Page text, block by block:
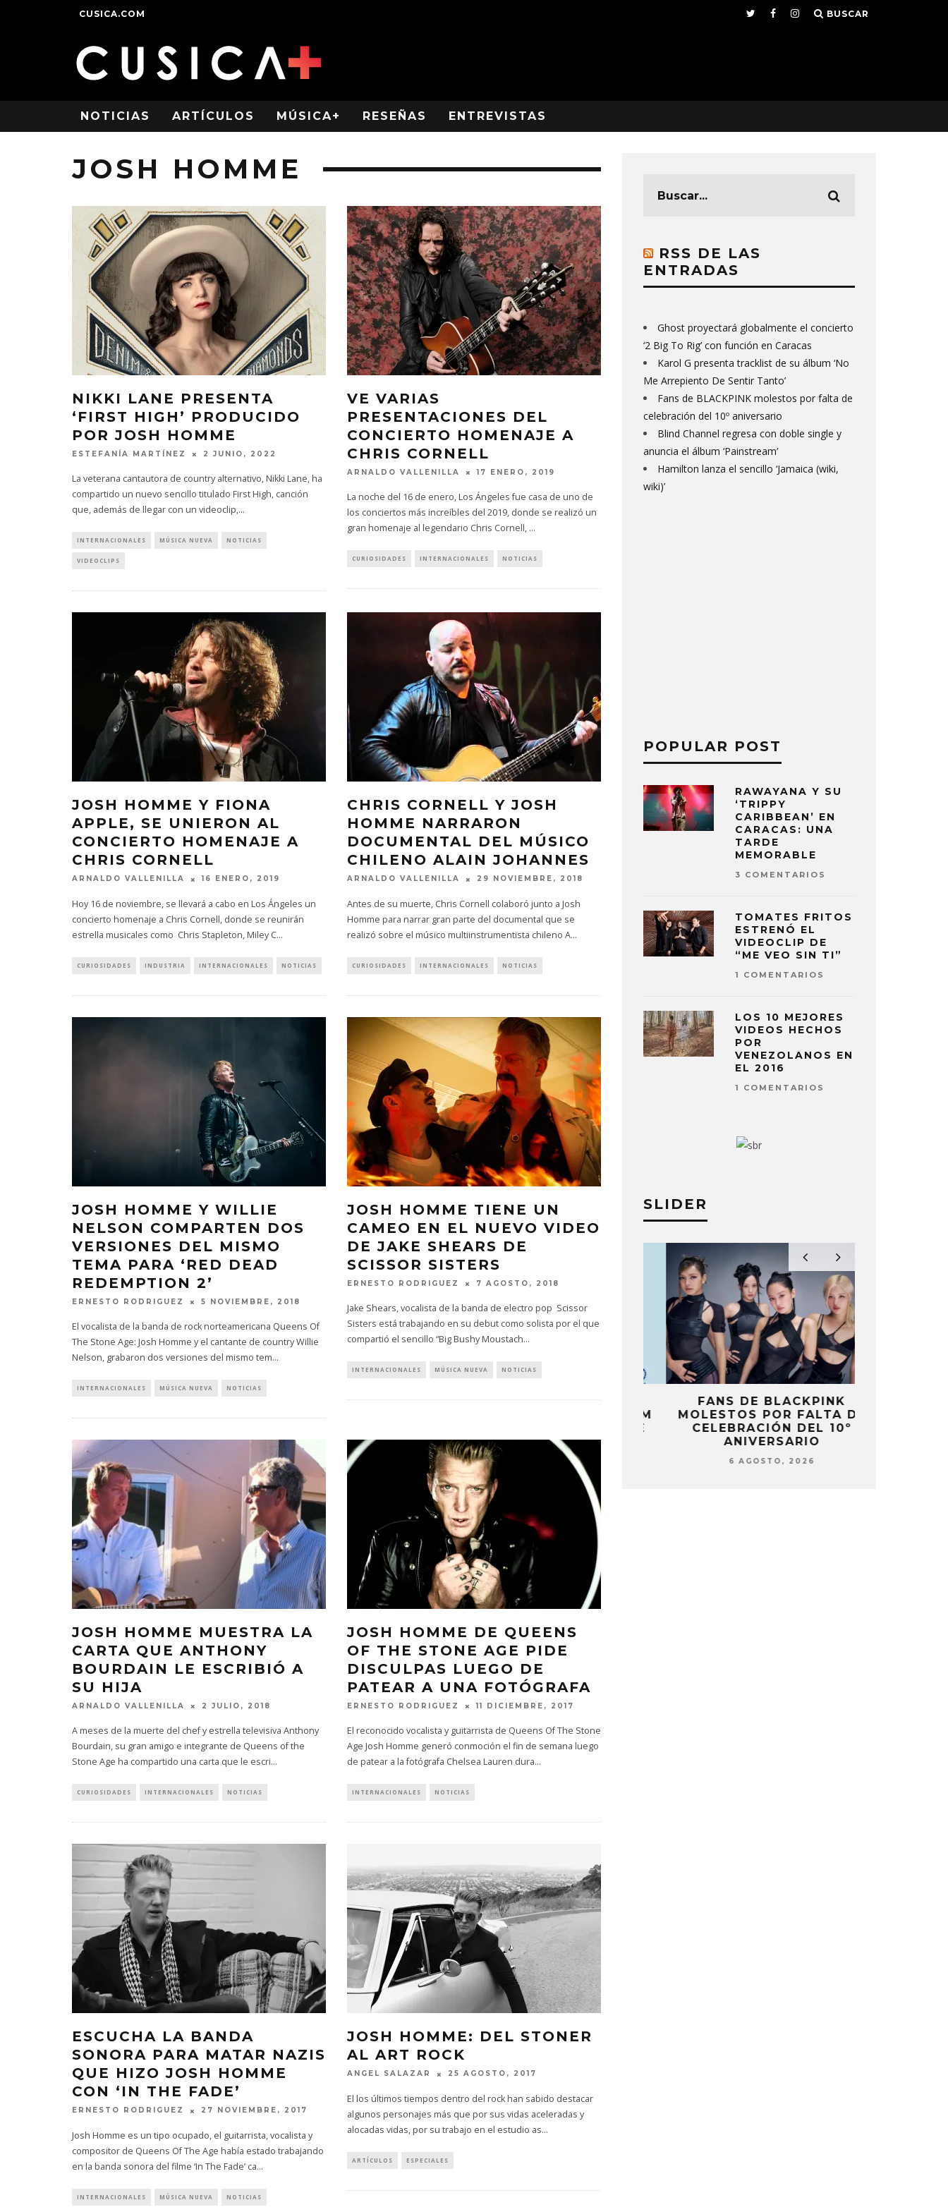
CUSICA.COM BUSCAR
NOTICIAS ARTÍCULOS MÚSICA+ RESEÑAS ENTREVISTAS
JOSH HOMME
NIKKI LANE PRESENTA
‘FIRST HIGH’ PRODUCIDO
POR JOSH HOMME
ESTEFANÍA MARTÍNEZ 2 JUNIO, 2022
La veterana cantautora de country alternativo, Nikki Lane, ha
compartido un nuevo sencillo titulado First High, canción
que, además de llegar con un videoclip,...
INTERNACIONALES MÚSICA NUEVA NOTICIAS
VIDEOCLIPS
VE VARIAS
PRESENTACIONES DEL
CONCIERTO HOMENAJE A
CHRIS CORNELL
ARNALDO VALLENILLA 17 ENERO, 2019
La noche del 16 de enero, Los Ángeles fue casa de uno de
los conciertos más increíbles del 2019, donde se realizó un
gran homenaje al legendario Chris Cornell, ...
CURIOSIDADES INTERNACIONALES NOTICIAS
JOSH HOMME Y FIONA
APPLE, SE UNIERON AL
CONCIERTO HOMENAJE A
CHRIS CORNELL
ARNALDO VALLENILLA 16 ENERO, 2019
Hoy 16 de noviembre, se llevará a cabo en Los Ángeles un
concierto homenaje a Chris Cornell, donde se reunirán
estrella musicales como Chris Stapleton, Miley C...
CURIOSIDADES INDUSTRIA INTERNACIONALES NOTICIAS
CHRIS CORNELL Y JOSH
HOMME NARRARON
DOCUMENTAL DEL MÚSICO
CHILENO ALAIN JOHANNES
ARNALDO VALLENILLA 29 NOVIEMBRE, 2018
Antes de su muerte, Chris Cornell colaboró junto a Josh
Homme para narrar gran parte del documental que se
realizó sobre el músico multiinstrumentista chileno A...
CURIOSIDADES INTERNACIONALES NOTICIAS
JOSH HOMME Y WILLIE
NELSON COMPARTEN DOS
VERSIONES DEL MISMO
TEMA PARA ‘RED DEAD
REDEMPTION 2’
ERNESTO RODRIGUEZ 5 NOVIEMBRE, 2018
El vocalista de la banda de rock norteamericana Queens Of
The Stone Age: Josh Homme y el cantante de country Willie
Nelson, grabaron dos versiones del mismo tem...
INTERNACIONALES MÚSICA NUEVA NOTICIAS
JOSH HOMME TIENE UN
CAMEO EN EL NUEVO VIDEO
DE JAKE SHEARS DE
SCISSOR SISTERS
ERNESTO RODRIGUEZ 7 AGOSTO, 2018
Jake Shears, vocalista de la banda de electro pop Scissor
Sisters está trabajando en su debut como solista por el que
compartió el sencillo “Big Bushy Moustach...
INTERNACIONALES MÚSICA NUEVA NOTICIAS
JOSH HOMME MUESTRA LA
CARTA QUE ANTHONY
BOURDAIN LE ESCRIBIÓ A
SU HIJA
ARNALDO VALLENILLA 2 JULIO, 2018
A meses de la muerte del chef y estrella televisiva Anthony
Bourdain, su gran amigo e integrante de Queens of the
Stone Age ha compartido una carta que le escri...
CURIOSIDADES INTERNACIONALES NOTICIAS
JOSH HOMME DE QUEENS
OF THE STONE AGE PIDE
DISCULPAS LUEGO DE
PATEAR A UNA FOTÓGRAFA
ERNESTO RODRIGUEZ 11 DICIEMBRE, 2017
El reconocido vocalista y guitarrista de Queens Of The Stone
Age Josh Homme generó conmoción el fin de semana luego
de patear a la fotógrafa Chelsea Lauren dura...
INTERNACIONALES NOTICIAS
ESCUCHA LA BANDA
SONORA PARA MATAR NAZIS
QUE HIZO JOSH HOMME
CON ‘IN THE FADE’
ERNESTO RODRIGUEZ 27 NOVIEMBRE, 2017
Josh Homme es un tipo ocupado, el guitarrista, vocalista y
compositor de Queens Of The Age había estado trabajando
en la banda sonora del filme ‘In The Fade’ ca...
INTERNACIONALES MÚSICA NUEVA NOTICIAS
JOSH HOMME: DEL STONER
AL ART ROCK
ANGEL SALAZAR 25 AGOSTO, 2017
El los últimos tiempos dentro del rock han sabido destacar
algunos personajes más que por sus vidas aceleradas y
alocadas vidas, por su trabajo en el estudio as...
ARTÍCULOS ESPECIALES
RSS DE LAS
ENTRADAS
Ghost proyectará globalmente el concierto
‘2 Big To Rig’ con función en Caracas
Karol G presenta tracklist de su álbum ‘No
Me Arrepiento De Sentir Tanto’
Fans de BLACKPINK molestos por falta de
celebración del 10º aniversario
Blind Channel regresa con doble single y
anuncia el álbum ‘Painstream’
Hamilton lanza el sencillo ‘Jamaica (wiki,
wiki)’
POPULAR POST
RAWAYANA Y SU
‘TRIPPY
CARIBBEAN’ EN
CARACAS: UNA
TARDE
MEMORABLE
3 COMENTARIOS
TOMATES FRITOS
ESTRENÓ EL
VIDEOCLIP DE
“ME VEO SIN TI”
1 COMENTARIOS
LOS 10 MEJORES
VIDEOS HECHOS
POR
VENEZOLANOS EN
EL 2016
1 COMENTARIOS
SLIDER
UN NUEVO CAPÍTULO CON
6 AGOSTO, 2026
GHOST PROYECTARÁ
GLOBALMENTE EL
CON FUNCIÓN EN CARACAS
6 AGOSTO, 2026
KAROL G PRESENTA
SENTIR TANTO’
6 AGOSTO, 2026
FANS DE BLACKPINK
MOLESTOS POR FALTA DE
CELEBRACIÓN DEL 10º
ANIVERSARIO
6 AGOSTO, 2026